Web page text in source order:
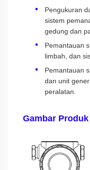
Pengukuran
sistem
gedung dan
Pemantauan
limbah, dan
Pemantauan
dan unit
peralatan.
Gambar Produk